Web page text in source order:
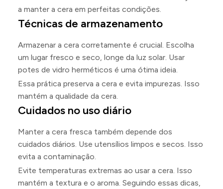
a manter a cera em perfeitas condições.
Técnicas de armazenamento
Armazenar a cera corretamente é crucial. Escolha
um lugar fresco e seco, longe da luz solar. Usar
potes de vidro herméticos é uma ótima ideia.
Essa prática preserva a cera e evita impurezas. Isso
mantém a qualidade da cera.
Cuidados no uso diário
Manter a cera fresca também depende dos
cuidados diários. Use utensílios limpos e secos. Isso
evita a contaminação.
Evite temperaturas extremas ao usar a cera. Isso
mantém a textura e o aroma. Seguindo essas dicas,